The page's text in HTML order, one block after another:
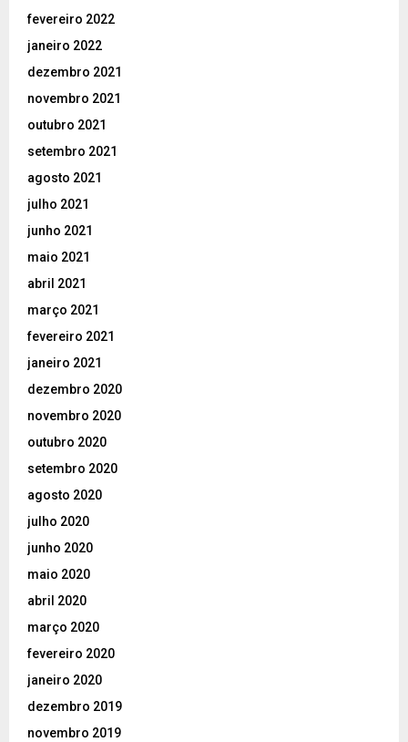
fevereiro 2022
janeiro 2022
dezembro 2021
novembro 2021
outubro 2021
setembro 2021
agosto 2021
julho 2021
junho 2021
maio 2021
abril 2021
março 2021
fevereiro 2021
janeiro 2021
dezembro 2020
novembro 2020
outubro 2020
setembro 2020
agosto 2020
julho 2020
junho 2020
maio 2020
abril 2020
março 2020
fevereiro 2020
janeiro 2020
dezembro 2019
novembro 2019